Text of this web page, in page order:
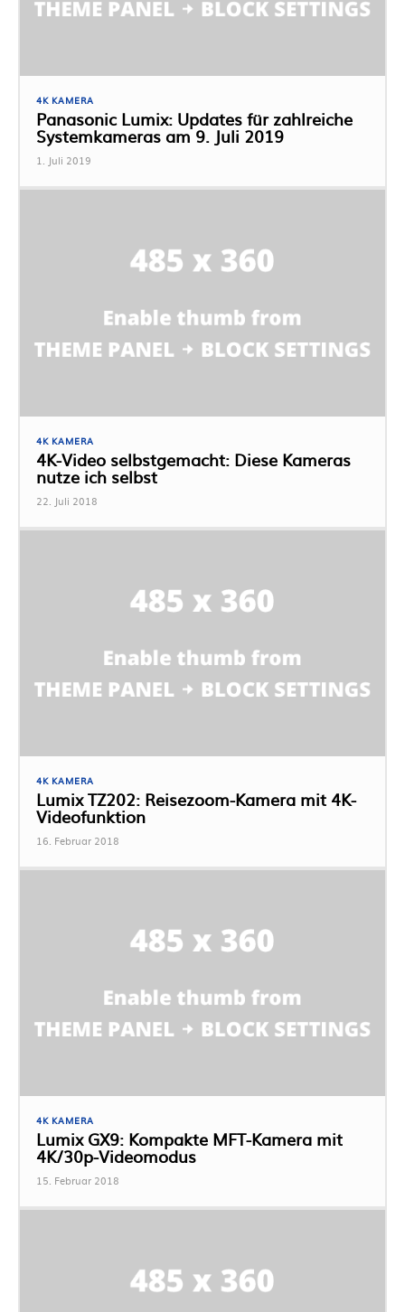
4K KAMERA
Panasonic Lumix: Updates für zahlreiche
Systemkameras am 9. Juli 2019
1. Juli 2019
4K KAMERA
4K-Video selbstgemacht: Diese Kameras
nutze ich selbst
22. Juli 2018
4K KAMERA
Lumix TZ202: Reisezoom-Kamera mit 4K-
Videofunktion
16. Februar 2018
4K KAMERA
Lumix GX9: Kompakte MFT-Kamera mit
4K/30p-Videomodus
15. Februar 2018